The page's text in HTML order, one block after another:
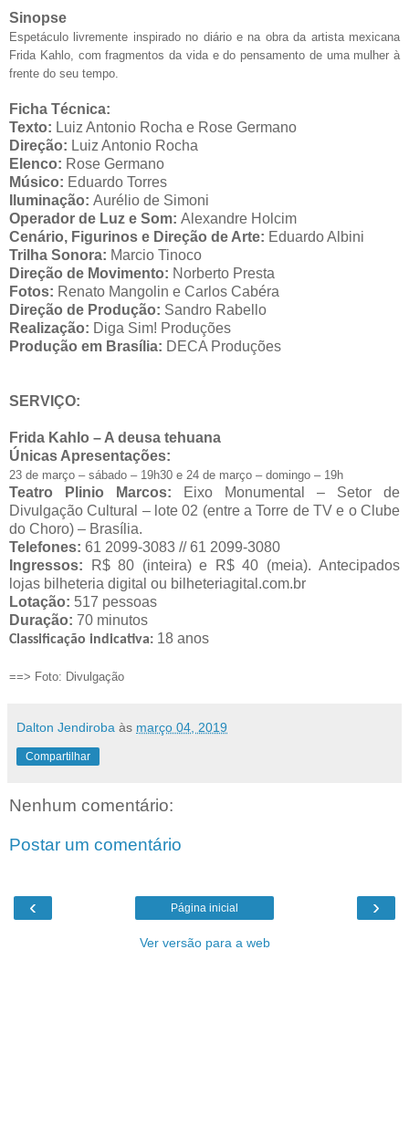
Sinopse
Espetáculo livremente inspirado no diário e na obra da artista mexicana
Frida Kahlo, com fragmentos da vida e do pensamento de uma mulher à
frente do seu tempo.
Ficha Técnica:
Texto: Luiz Antonio Rocha e Rose Germano
Direção: Luiz Antonio Rocha
Elenco: Rose Germano
Músico: Eduardo Torres
Iluminação: Auré lio de Simoni
Operador de Luz e Som: Alexandre Holcim
Cenário, Figurinos e Direção de Arte: Eduardo Albini
Trilha Sonora: Marcio Tinoco
Direção de Movimento: Norberto Presta
Fotos: Renato Mangolin e Carlos Cabéra
Direção de Produção: Sandro Rabello
Realização: Diga Sim! Produções
Produção em Brasí lia: DECA Produções
SERVIÇO:
Frida Kahlo – A deusa tehuana
Únicas Apresentações:
23 de março – sábado – 19h30 e 24 de março – domingo – 19h
Teatro Plinio Marcos: Eixo Monumental –
Setor de
Divulgação Cultural – lote 02 (entre a Torre de TV e o Clube
do Choro) – Brasí lia.
Telefones: 61 2099-3083 // 61 2099-3080
Ingressos:
R$ 80 (inteira) e R$ 40 (meia). Antecipados
lojas bilheteria digital ou bilheteriagital.com.br
Lotação: 517 pessoas
Duração: 70 minutos
Classificação indicativa: 18 anos
==> Foto: Divulgação
Dalton Jendiroba às março 04, 2019
Compartilhar
Nenhum comentário:
Postar um comentário
‹ ›
Página inicial
Ver versão para a web